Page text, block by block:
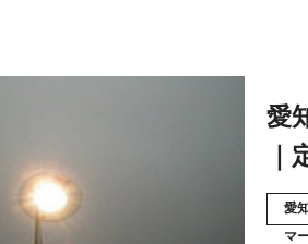
愛
愛
マ